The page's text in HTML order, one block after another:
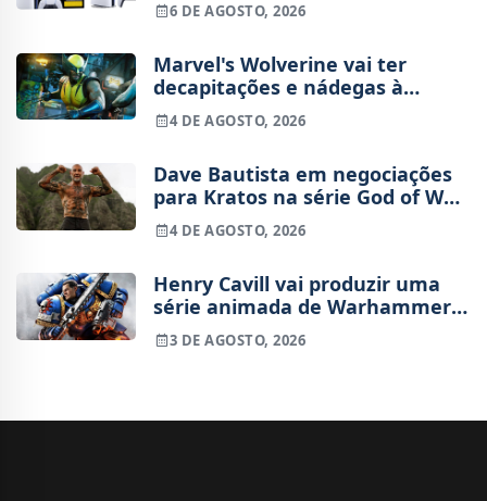
6 DE AGOSTO, 2026
Marvel's Wolverine vai ter
decapitações e nádegas à
mostra
4 DE AGOSTO, 2026
Dave Bautista em negociações
para Kratos na série God of War
da Amazon
4 DE AGOSTO, 2026
Henry Cavill vai produzir uma
série animada de Warhammer
40,000 para a Amazon
3 DE AGOSTO, 2026